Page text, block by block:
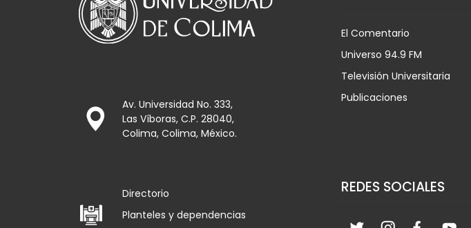
Av. Universidad No. 333,
Las Víboras, C.P. 28040,
Colima, Colima, México.
Directorio
Planteles y dependencias
El Comentario
Universo 94.9 FM
Televisión Universitaria
Publicaciones
REDES SOCIALES